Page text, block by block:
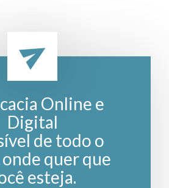
Online e
Digital
de todo o
onde quer que
esteja.